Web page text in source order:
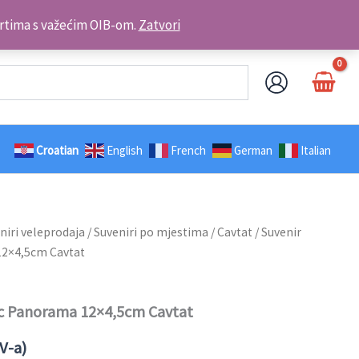
s važećim OIB-om. ZatvoriKontakt telefon: +385 98 179 3891
Croatian English French German Italian
veleprodaja /Suveniri po mjestima /Cavtat / Suvenir
Cavtat
Panorama 12×4,5cm Cavtat
a)